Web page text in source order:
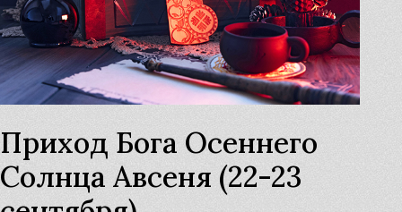
Приход Бога Осеннего
Солнца Авсеня (22-23